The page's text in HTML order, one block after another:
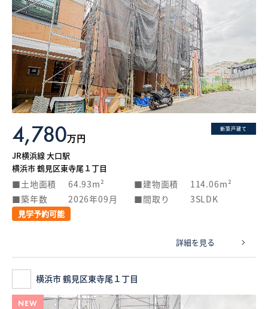
新築戸建て
4,780万円
JR横浜線 大口駅
横浜市 鶴見区東寺尾１丁目
土地面積 64.93m² 建物面積
114.06m²
築年数
2026年09月 間取り 3SLDK
見学予約可能
詳細を見る
横浜市 鶴見区東寺尾１丁目
NEW